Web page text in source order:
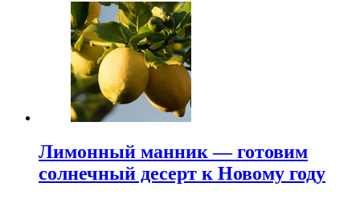
Лимонный манник — готовим
солнечный десерт к Новому году